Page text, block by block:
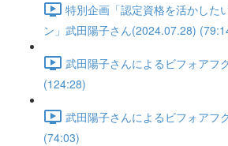
特別企画「認定資格を活かした
ン」武田陽子さん(2024.07.28)
武田陽子さんによるビフォア
(124:28)
武田陽子さんによるビフォア
(74:03)